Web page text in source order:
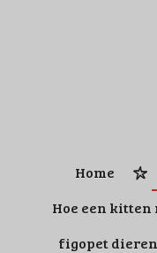
Home
Hoe een
figopet